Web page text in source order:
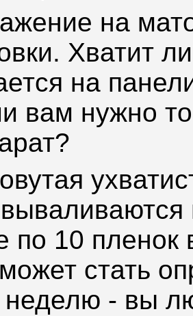
на
Хватит
на
вам нужно
по 10 пленок
стать
неделю - вы